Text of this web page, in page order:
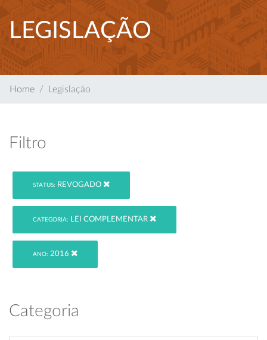
LEGISLAÇÃO
Home Legislação
Filtro
STATUS: REVOGADO
CATEGORIA: LEI COMPLEMENTAR
ANO: 2016
Categoria